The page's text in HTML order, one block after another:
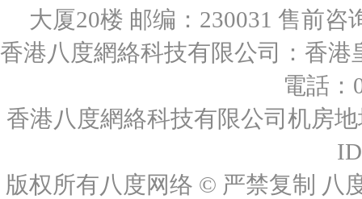
大厦20楼 邮编：230031 售前咨
香港八度網絡科技有限公司：香
電話：
香港八度網絡科技有限公司机房
版权所有八度网络 © 严禁复制